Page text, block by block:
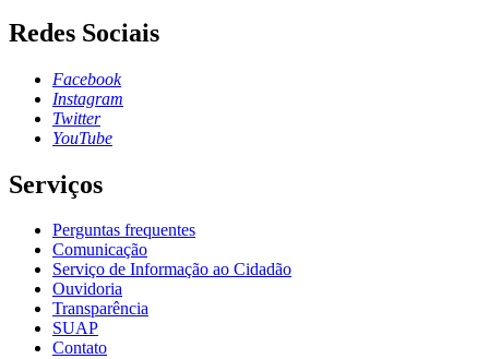
Redes Sociais
Facebook
Instagram
Twitter
YouTube
Serviços
Perguntas frequentes
Comunicação
Serviço de Informação ao Cidadão
Ouvidoria
Transparência
SUAP
Contato